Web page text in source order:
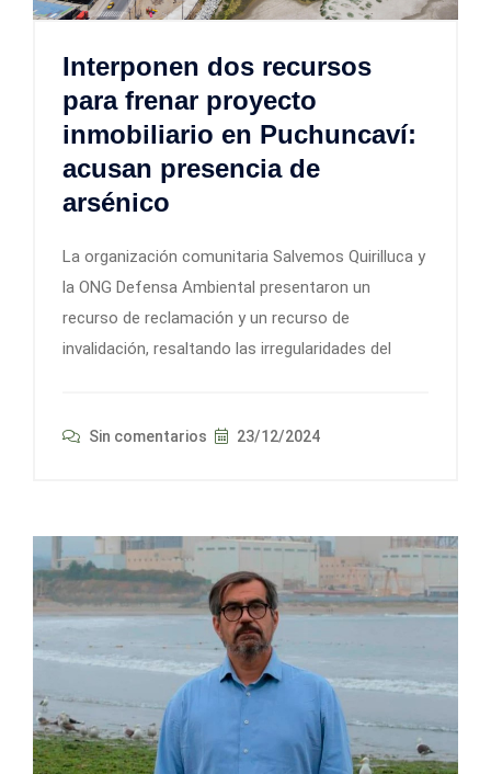
Interponen dos recursos
para frenar proyecto
inmobiliario en Puchuncaví:
acusan presencia de
arsénico
La organización comunitaria Salvemos Quirilluca y
la ONG Defensa Ambiental presentaron un
recurso de reclamación y un recurso de
invalidación, resaltando las irregularidades del
Sin comentarios 23/12/2024